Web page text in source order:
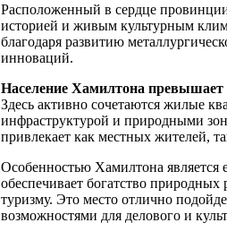
Расположенный в сердце
историей и живым культурным
благодаря развитию
инноваций.
Население Хамилтона превышает
Здесь активно сочетаются жилые
инфраструктурой и природными
привлекает как местных жителей,
Особенностью Хамилтона является
обеспечивает богатство
туризму. Это место отлично
возможностями для делового и